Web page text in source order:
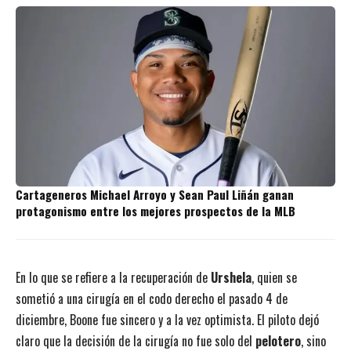
Cartageneros Michael Arroyo y Sean Paul Liñán ganan
protagonismo entre los mejores prospectos de la MLB
En lo que se refiere a la recuperación de Urshela, quien se
sometió a una cirugía en el codo derecho el pasado 4 de
diciembre, Boone fue sincero y a la vez optimista. El piloto dejó
claro que la decisión de la cirugía no fue solo del pelotero, sino